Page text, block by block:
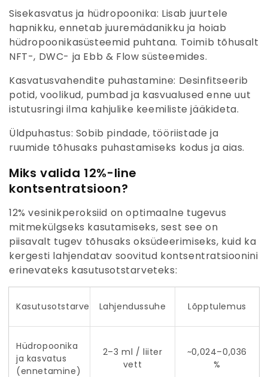
Sisekasvatus ja hüdropoonika: Lisab juurtele
hapnikku, ennetab juuremädanikku ja hoiab
hüdropoonikasüsteemid puhtana. Toimib tõhusalt
NFT-, DWC- ja Ebb & Flow süsteemides.
Kasvatusvahendite puhastamine: Desinfitseerib
potid, voolikud, pumbad ja kasvualused enne uut
istutusringi ilma kahjulike keemiliste jääkideta.
Üldpuhastus: Sobib pindade, tööriistade ja
ruumide tõhusaks puhastamiseks kodus ja aias.
Miks valida 12%-line
kontsentratsioon?
12% vesinikperoksiid on optimaalne tugevus
mitmekülgseks kasutamiseks, sest see on
piisavalt tugev tõhusaks oksüdeerimiseks, kuid ka
kergesti lahjendatav soovitud kontsentratsioonini
erinevateks kasutusotstarveteks:
Kasutusotstarve Lahjendussuhe Lõpptulemus
Hüdropoonika
ja kasvatus
(ennetamine)
2–3 ml / liiter
vett
~0,024–0,036
%